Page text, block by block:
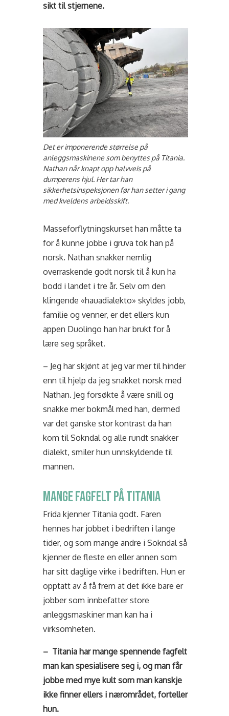
sikt til stjernene.
Det er imponerende størrelse på
anleggsmaskinene som benyttes på Titania.
Nathan når knapt opp halvveis på
dumperens hjul. Her tar han
sikkerhetsinspeksjonen før han setter i gang
med kveldens arbeidsskift.
Masseforflytningskurset han måtte ta
for å kunne jobbe i gruva tok han på
norsk. Nathan snakker nemlig
overraskende godt norsk til å kun ha
bodd i landet i tre år. Selv om den
klingende «hauadialekto» skyldes jobb,
familie og venner, er det ellers kun
appen Duolingo han har brukt for å
lære seg språket.
– Jeg har skjønt at jeg var mer til hinder
enn til hjelp da jeg snakket norsk med
Nathan. Jeg forsøkte å være snill og
snakke mer bokmål med han, dermed
var det ganske stor kontrast da han
kom til Sokndal og alle rundt snakker
dialekt, smiler hun unnskyldende til
mannen.
MANGE FAGFELT PÅ TITANIA
Frida kjenner Titania godt. Faren
hennes har jobbet i bedriften i lange
tider, og som mange andre i Sokndal så
kjenner de fleste en eller annen som
har sitt daglige virke i bedriften. Hun er
opptatt av å få frem at det ikke bare er
jobber som innbefatter store
anleggsmaskiner man kan ha i
virksomheten.
– Titania har mange spennende fagfelt
man kan spesialisere seg i, og man får
jobbe med mye kult som man kanskje
ikke finner ellers i nærområdet, forteller
hun.